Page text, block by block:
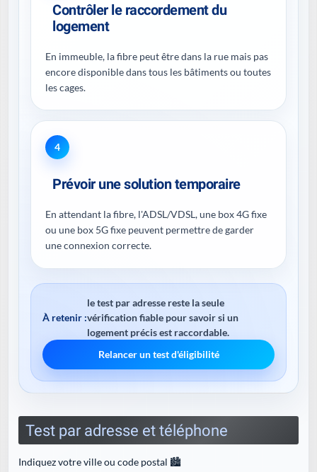
Contrôler le raccordement du
logement
En immeuble, la fibre peut être dans la rue mais pas
encore disponible dans tous les bâtiments ou toutes
les cages.
4
Prévoir une solution temporaire
En attendant la fibre, l'ADSL/VDSL, une box 4G fixe
ou une box 5G fixe peuvent permettre de garder
une connexion correcte.
À retenir :
le test par adresse reste la seule
vérification fiable pour savoir si un
logement précis est raccordable.
Relancer un test d'éligibilité
Test par adresse et téléphone
Indiquez votre ville ou code postal 🏙️